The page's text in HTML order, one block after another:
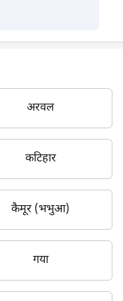
अरवल
कटिहार
कैमूर (भभुआ)
गया